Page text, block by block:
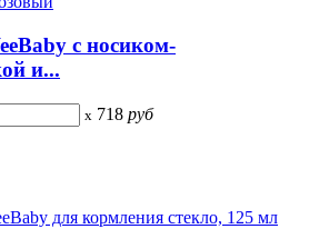
с носиком-
и...
x 718 руб